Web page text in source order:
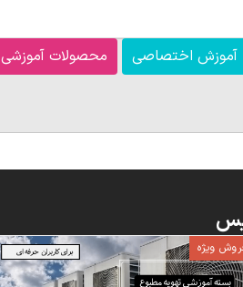
محصولات آموزشی آموزش اختصاصی
ویژه